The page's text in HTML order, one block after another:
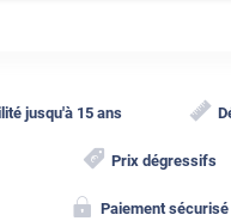
jusqu'à 15 ans
Prix dégressifs
Paiement sécurisé